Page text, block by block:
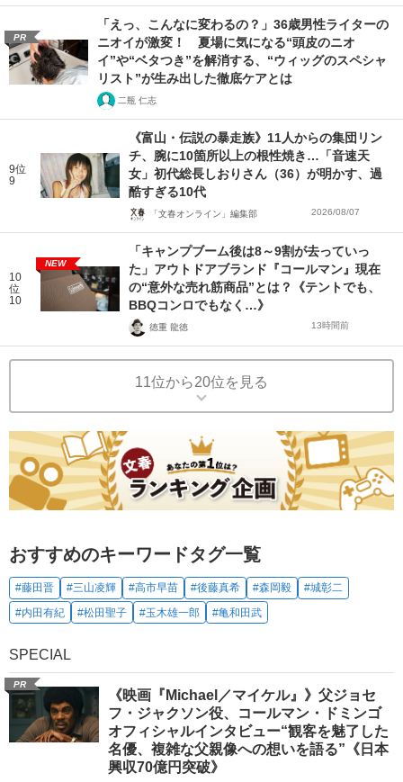
PR
「えっ、こんなに変わるの？」36歳男性ライターの
ニオイが激変！ 夏場に気になる“頭皮のニオ
イ”や“ベタつき”を解消する、“ウィッグのスペシャ
リスト”が生み出した徹底ケアとは
二瓶 仁志
9位
9
《富山・伝説の暴走族》11人からの集団リン
チ、腕に10箇所以上の根性焼き…「音速天
女」初代総長しおりさん（36）が明かす、過
酷すぎる10代
「文春オンライン」編集部 2026/08/07
10
位
10
NEW
「キャンプブーム後は8～9割が去っていっ
た」アウトドアブランド『コールマン』現在
の“意外な売れ筋商品”とは？《テントでも、
BBQコンロでもなく…》
徳重 龍徳 13時間前
11位から20位を見る
おすすめのキーワードタグ一覧
#藤田晋 #三山凌輝 #高市早苗 #後藤真希 #森岡毅
#城彰二
#内田有紀
#松田聖子 #玉木雄一郎 #亀和田武
SPECIAL
PR
《映画『Michael／マイケル』》父ジョセ
フ・ジャクソン役、コールマン・ドミンゴ
オフィシャルインタビュー“観客を魅了した
名優、複雑な父親像への想いを語る”《日本
興収70億円突破》